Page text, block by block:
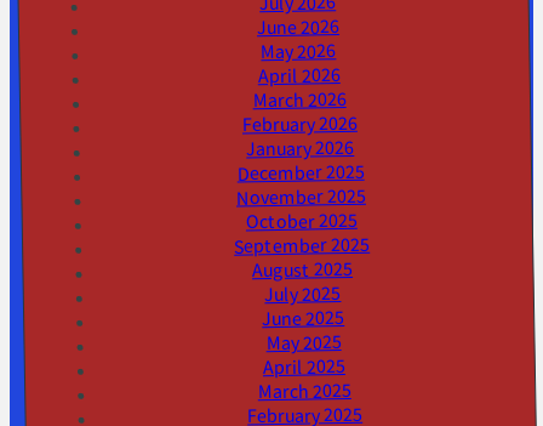
June 2026
May 2026
April 2026
March 2026
February 2026
January 2026
December 2025
November 2025
October 2025
September 2025
August 2025
July 2025
June 2025
May 2025
April 2025
March 2025
February 2025